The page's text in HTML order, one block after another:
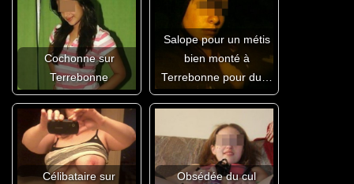
Cochonne sur
Terrebonne
Salope pour un métis
bien monté à
Terrebonne pour du…
Célibataire sur
Obsédée du cul